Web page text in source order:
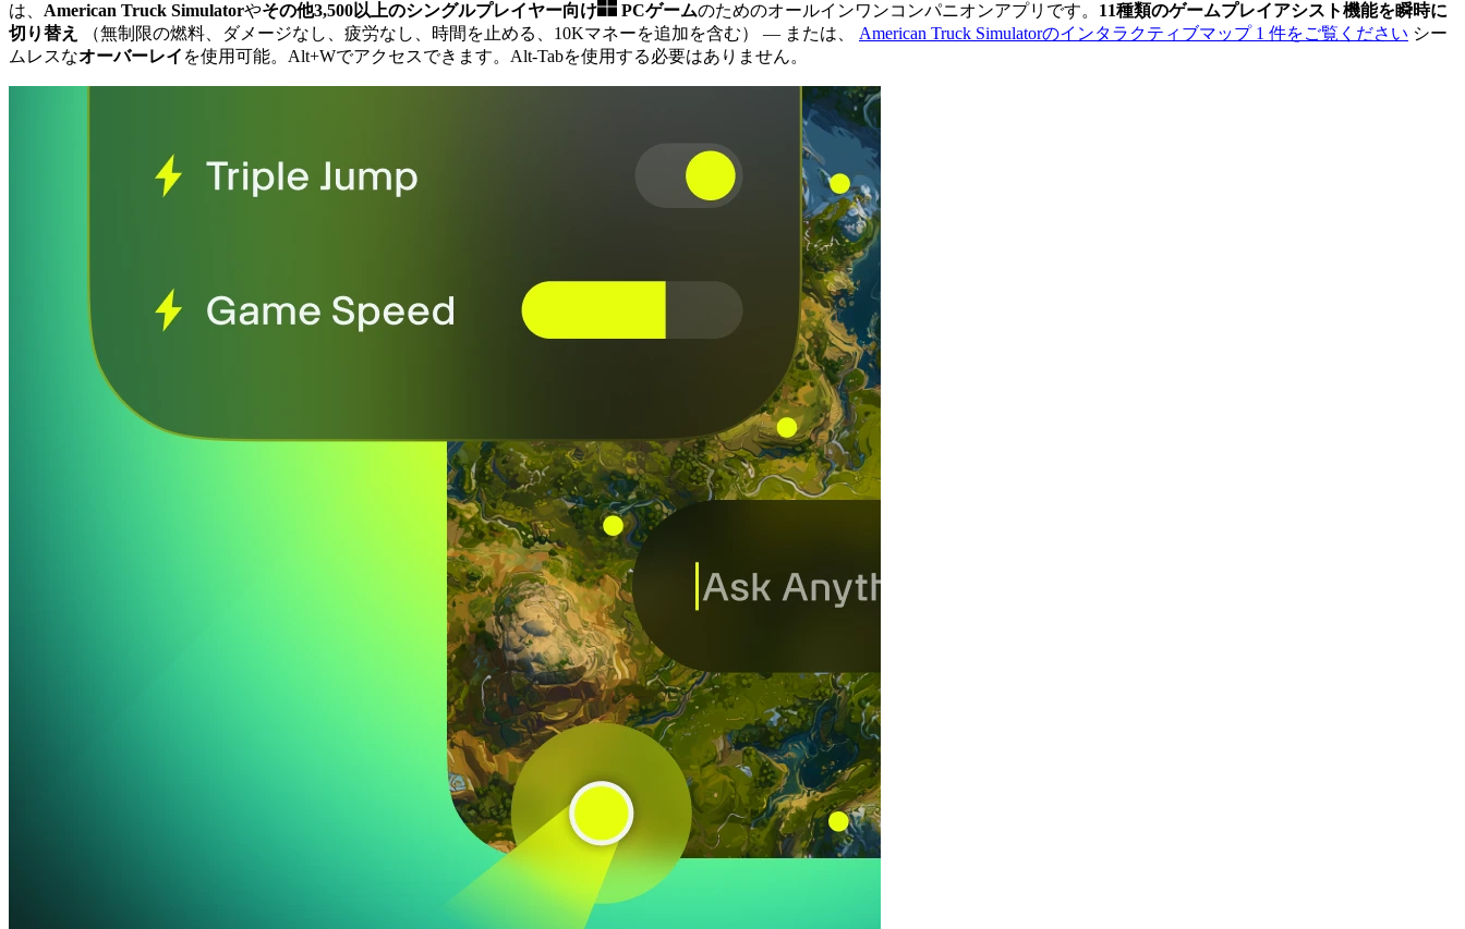
は、 American Truck Simulatorやその他3,500以上のシングルプレイヤー向け PCゲームのためのオールインワンコンパニオンアプリです。 11種類のゲームプレイアシスト機能を瞬時に
切り替え
（無制限の燃料、ダメージなし、疲労なし、時間を止める、10Kマネーを追加を含む） — または、 American Truck Simulatorのインタラクティブマップ 1 件をご覧ください シー
ムレスなオーバーレイ を使用可能。Alt+Wでアクセスできます。Alt-Tabを使用する必要はありません。